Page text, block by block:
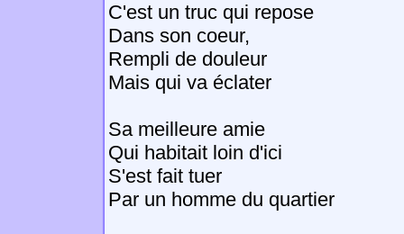
C'est un truc qui repose
Dans son coeur,
Rempli de douleur
Mais qui va éclater
Sa meilleure amie
Qui habitait loin d'ici
S'est fait tuer
Par un homme du quartier